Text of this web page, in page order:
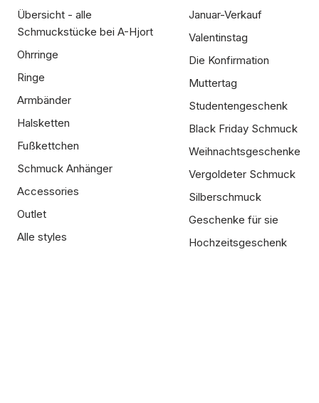
Übersicht - alle
Schmuckstücke bei A-Hjort
Ohrringe
Ringe
Armbänder
Halsketten
Fußkettchen
Schmuck Anhänger
Accessories
Outlet
Alle styles
Januar-Verkauf
Valentinstag
Die Konfirmation
Muttertag
Studentengeschenk
Black Friday Schmuck
Weihnachtsgeschenke
Vergoldeter Schmuck
Silberschmuck
Geschenke für sie
Hochzeitsgeschenk